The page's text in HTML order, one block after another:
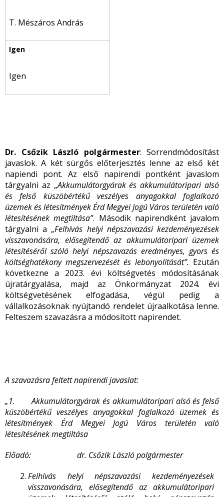
T. Mészáros András
Igen
Dr. Csőzik László polgármester: Sorrendmódosítást
javaslok. A két sürgős előterjesztés lenne az első két
napiendi pont. Az első napirendi pontként javaslom
tárgyalni az „Akkumulátorgyárak és akkumulátoripari alsó
és felső küszöbértékű veszélyes anyagokkal foglalkozó
üzemek és létesítmények Érd Megyei Jogú Város területén való
létesítésének megtiltása”. Második napirendként javalom
tárgyalni a „Felhívás helyi népszavazási kezdeményezések
visszavonására, elősegítendő az akkumulátoripari üzemek
létesítéséről szóló helyi népszavazás eredményes, gyors és
költséghatékony megszervezését és lebonyolítását”. Ezután
következne a 2023. évi költségvetés módosításának
újratárgyalása, majd az Önkormányzat 2024. évi
költségvetésének elfogadása, végül pedig a
vállalkozásoknak nyújtandó rendelet újraalkotása lenne.
Felteszem szavazásra a módosított napirendet.
A szavazásra feltett napirendi javaslat:
„1. Akkumulátorgyárak és akkumulátoripari alsó és felső
küszöbértékű veszélyes anyagokkal foglalkozó üzemek és
létesítmények Érd Megyei Jogú Város területén való
létesítésének megtiltása
Előadó: dr. Csőzik László polgármester
Felhívás helyi népszavazási kezdeményezések
visszavonására, elősegítendő az akkumulátoripari